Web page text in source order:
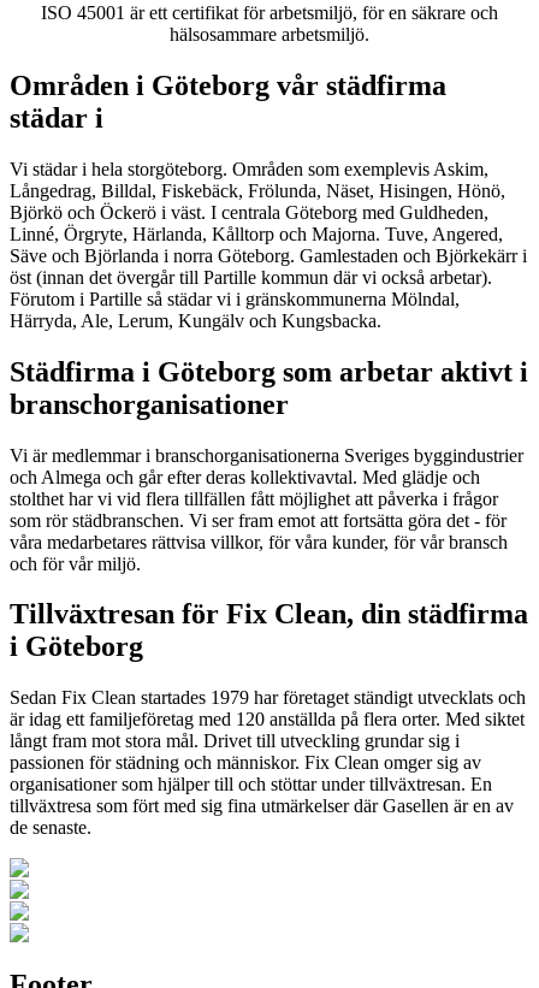
ISO 45001 är ett certifikat för arbetsmiljö, för en säkrare och
hälsosammare arbetsmiljö.
Områden i Göteborg vår städfirma
städar i
Vi städar i hela storgöteborg. Områden som exemplevis Askim,
Långedrag, Billdal, Fiskebäck, Frölunda, Näset, Hisingen, Hönö,
Björkö och Öckerö i väst. I centrala Göteborg med Guldheden,
Linné, Örgryte, Härlanda, Kålltorp och Majorna. Tuve, Angered,
Säve och Björlanda i norra Göteborg. Gamlestaden och Björkekärr i
öst (innan det övergår till Partille kommun där vi också arbetar).
Förutom i Partille så städar vi i gränskommunerna Mölndal,
Härryda, Ale, Lerum, Kungälv och Kungsbacka.
Städfirma i Göteborg som arbetar aktivt i
branschorganisationer
Vi är medlemmar i branschorganisationerna Sveriges byggindustrier
och Almega och går efter deras kollektivavtal. Med glädje och
stolthet har vi vid flera tillfällen fått möjlighet att påverka i frågor
som rör städbranschen. Vi ser fram emot att fortsätta göra det - för
våra medarbetares rättvisa villkor, för våra kunder, för vår bransch
och för vår miljö.
Tillväxtresan för Fix Clean, din städfirma
i Göteborg
Sedan Fix Clean startades 1979 har företaget ständigt utvecklats och
är idag ett familjeföretag med 120 anställda på flera orter. Med siktet
långt fram mot stora mål. Drivet till utveckling grundar sig i
passionen för städning och människor. Fix Clean omger sig av
organisationer som hjälper till och stöttar under tillväxtresan. En
tillväxtresa som fört med sig fina utmärkelser där Gasellen är en av
de senaste.